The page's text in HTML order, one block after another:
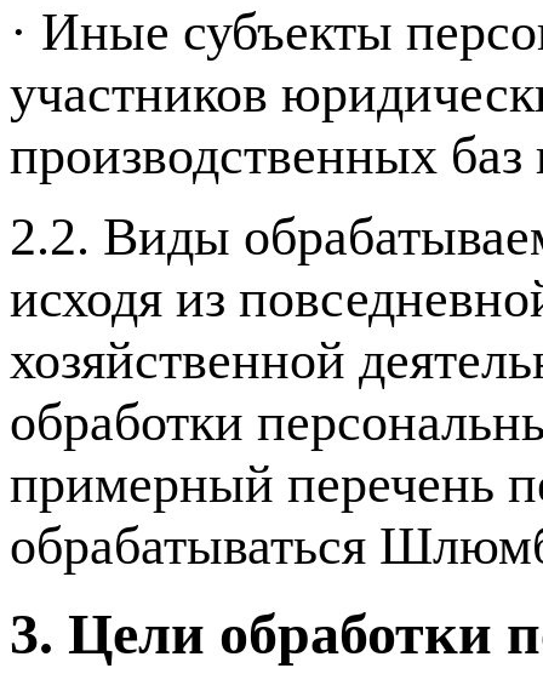
· Иные субъекты
участников
производственных
2.2. Виды
исходя из
хозяйственной
обработки
примерный перечень
обрабатываться
3. Цели обработки